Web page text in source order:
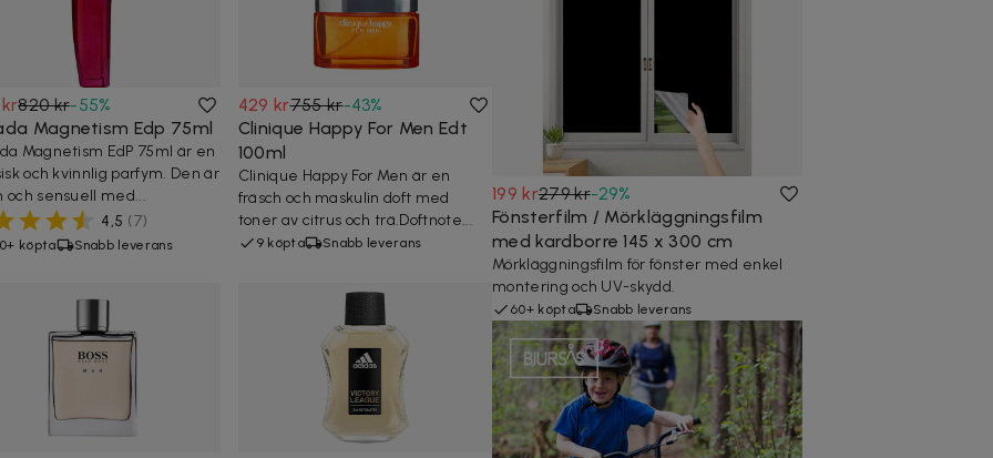
820 kr-55%
Magnetism Edp 75ml
Magnetism EdP 75ml är en
och kvinnlig parfym. Den är
och sensuell med...
4,5 (7)
köpta Snabb leverans
429 kr755 kr-43%
Clinique Happy For Men Edt
100ml
Clinique Happy For Men är en
fräsch och maskulin doft med
toner av citrus och trä.Doftnote...
9 köpta Snabb leverans
199 kr279 kr-29%
Fönsterfilm / Mörkläggningsfilm
med kardborre 145 x 300 cm
Mörkläggningsfilm för fönster med enkel
montering och UV-skydd.
60+ köpta Snabb leverans